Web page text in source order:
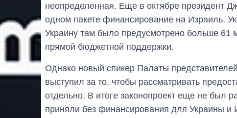
неопределенная. Еще в октябре президент
одном пакете финансирование на Израиль,
Украину там было предусмотрено больше
прямой бюджетной поддержки.
Однако новый спикер Палаты
выступил за то, чтобы рассматривать
отдельно. В итоге законопроект еще не
приняли без финансирования для Украины и